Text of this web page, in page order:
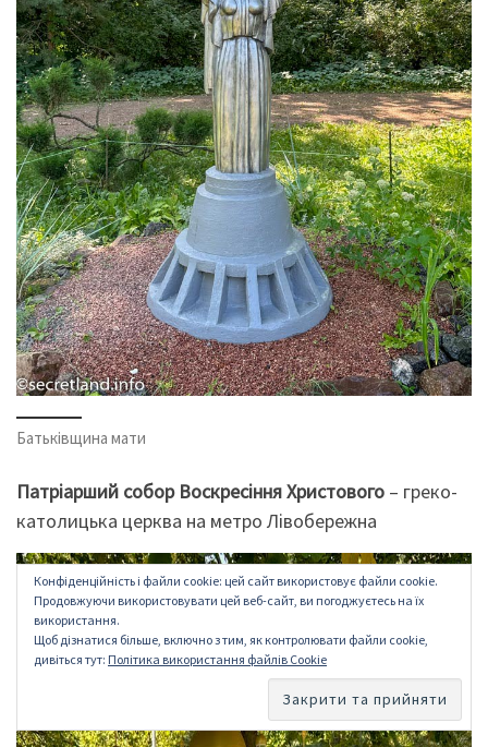
Батьківщина мати
Патріарший собор Воскресіння Христового – греко-
католицька церква на метро Лівобережна
Конфіденційність і файли cookie: цей сайт використовує файли cookie.
Продовжуючи використовувати цей веб-сайт, ви погоджуєтесь на їх
використання.
Щоб дізнатися більше, включно з тим, як контролювати файли cookie,
дивіться тут: Політика використання файлів Cookie